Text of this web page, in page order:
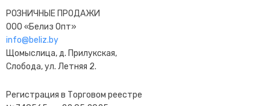
РОЗНИЧНЫЕ ПРОДАЖИ
ООО «Белиз Опт»
info@beliz.by
Щомыслица, д. Прилукская,
Слобода, ул. Летняя 2.
Регистрация в Торговом реестре